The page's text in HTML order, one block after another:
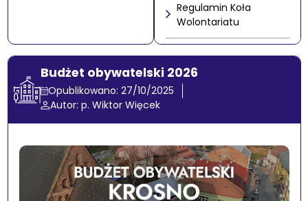
Budżet obywatelski 2026
Opublikowano: 27/10/2025
Autor: p. Wiktor Więcek
Regulamin Koła
Wolontariatu